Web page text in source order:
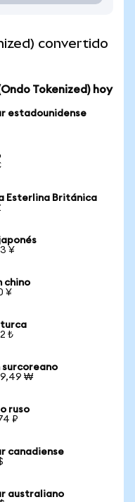
convertido
Tokenized) hoy
estadounidense
Esterlina Británica
¥
chino
¥
turca
₺
surcoreano
₩
ruso
₽
canadiense
australiano